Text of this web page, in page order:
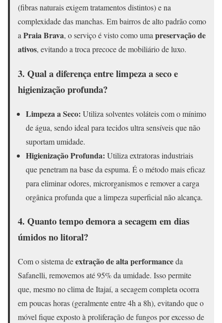
(fibras naturais exigem tratamentos distintos) e na
complexidade das manchas. Em bairros de alto padrão como
aPraia Brava, o serviço é visto como umapreservação de
ativos, evitando a troca precoce de mobiliário de luxo.
3. Qual a diferença entre limpeza a seco e
higienização profunda?
Limpeza a Seco: Utiliza solventes voláteis com o mínimo
de água, sendo ideal para tecidos ultra sensíveis que não
suportam umidade.
Higienização Profunda: Utiliza extratoras industriais
que penetram na base da espuma. É o método mais eficaz
para eliminar odores, microrganismos e remover a carga
orgânica profunda que a limpeza superficial não alcança.
4. Quanto tempo demora a secagem em dias
úmidos no litoral?
Com o sistema deextração de alta performanceda
Safanelli, removemos até 95% da umidade. Isso permite
que, mesmo no clima de Itajaí, a secagem completa ocorra
em poucas horas (geralmente entre 4h a 8h), evitando que o
móvel fique exposto à proliferação de fungos por excesso de